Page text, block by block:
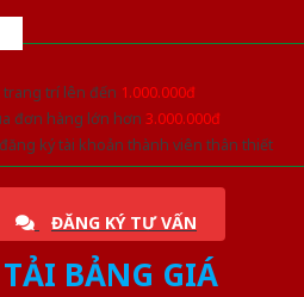
trí lên đến 1.000.000đ
đơn hàng lớn hơn 3.000.000đ
ký tài khoản thành viên thân thiết
ĐĂNG KÝ TƯ VẤN
BẢNG GIÁ